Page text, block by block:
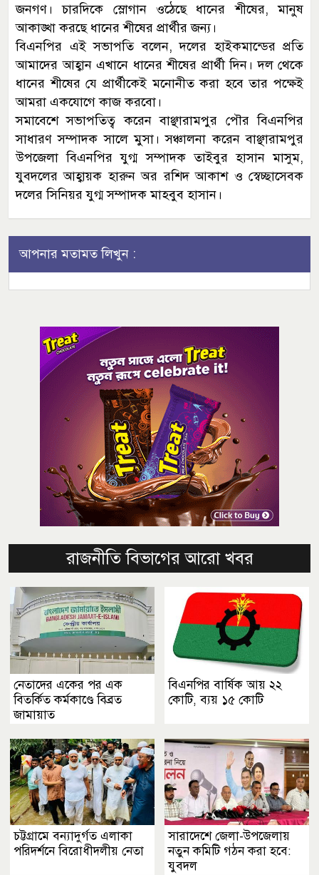
জনগণ। চারদিকে স্লোগান ওঠেছে ধানের শীষের, মানুষ
আকাঙ্খা করছে ধানের শীষের প্রার্থীর জন্য।
বিএনপির এই সভাপতি বলেন, দলের হাইকমান্ডের প্রতি
আমাদের আহ্বান এখানে ধানের শীষের প্রার্থী দিন। দল থেকে
ধানের শীষের যে প্রার্থীকেই মনোনীত করা হবে তার পক্ষেই
আমরা একযোগে কাজ করবো।
সমাবেশে সভাপতিত্ব করেন বাঞ্ছারামপুর পৌর বিএনপির
সাধারণ সম্পাদক সালে মুসা। সঞ্চালনা করেন বাঞ্ছারামপুর
উপজেলা বিএনপির যুগ্ম সম্পাদক তাইবুর হাসান মাসুম,
যুবদলের আহ্বায়ক হারুন অর রশিদ আকাশ ও স্বেচ্ছাসেবক
দলের সিনিয়র যুগ্ম সম্পাদক মাহবুব হাসান।
আপনার মতামত লিখুন :
রাজনীতি বিভাগের আরো খবর
নেতাদের একের পর এক
বিতর্কিত কর্মকাণ্ডে বিব্রত
জামায়াত
বিএনপির বার্ষিক আয় ২২
কোটি, ব্যয় ১৫ কোটি
চট্টগ্রামে বন্যাদুর্গত এলাকা
পরিদর্শনে বিরোধীদলীয় নেতা
সারাদেশে জেলা-উপজেলায়
নতুন কমিটি গঠন করা হবে:
যুবদল